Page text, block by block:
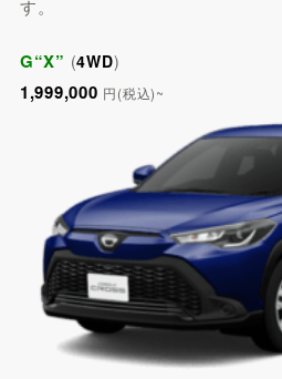
す。
G“X” (4WD)
1,999,000 円(税込)~